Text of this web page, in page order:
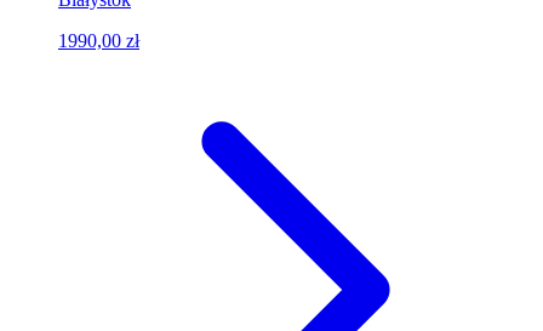
1990,00 zł